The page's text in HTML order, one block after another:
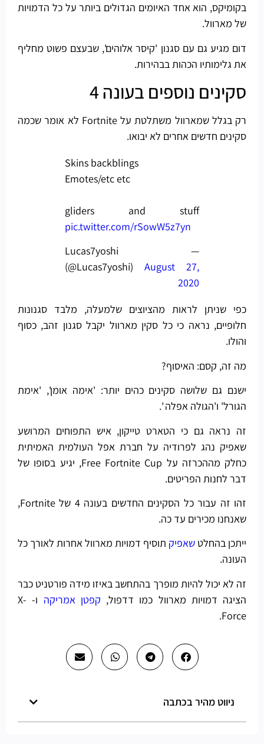
בקומיקס, הוא אחד האיומים הגדולים ביותר על כל הדמויות
של מארוול.
דום מגיע גם עם סגנון 'קיסר אלוהים', שבעצם פשוט מחליף
את גלימותיו הכהות בבהירות.
סקינים נוספים בעונה 4
רק בגלל שמארוול משתלטת על Fortnite לא אומר שכמה
סקינים חדשים אחרים לא יבואו.
Skins backblings
Emotes/etc etc
gliders and stuff
pic.twitter.com/rSowW5z7yn
— Lucas7yoshi
(@Lucas7yoshi) August 27,
2020
כפי שניתן לראות מהציוצים שלמעלה, מלבד סגנונות
חלופיים, נראה כי כל סקין מארוול יקבל סגנון זהב, כסוף
והולו.
מה זה, קסם: האיסוף?
ישנם גם שלושה סקינים כהים יותר: 'אימה אומן', 'אימת
הגורל' ו'הגולה אפלה '.
זה נראה גם כי הטארט טייקון, איש התפוחים המרושע
שאפיק נהג לפרודיה על חברת אפל העולמית האמיתית
כחלק מההכרזה על Free Fortnite Cup, יגיע בסופו של
דבר לחנות הפריטים.
זהו זה עבור כל הסקינים החדשים בעונה 4 של Fortnite,
שאנחנו מכירים עד כה.
ייתכן בהחלט שאפיק תוסיף דמויות מארוול אחרות לאורך כל
העונה.
זה לא יכול להיות מופרך בהתחשב באיזו מידה פורטניט כבר
הציגה דמויות מארוול כמו דדפול, קפטן אמריקה
ו- X-
Force.
ניווט מהיר בכתבה